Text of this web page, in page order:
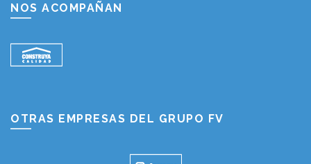
NOS ACOMPAÑAN
OTRAS EMPRESAS DEL GRUPO FV